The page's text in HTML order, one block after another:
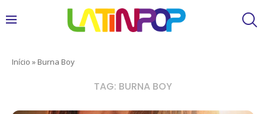
Início » Burna Boy
TAG: BURNA BOY